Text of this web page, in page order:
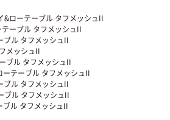
&ローテーブル タフメッシュII
ーブル タフメッシュII
ブル タフメッシュII
メッシュII
ブル タフメッシュII
ーテーブル タフメッシュII
ブル タフメッシュII
ブル タフメッシュII
ブル タフメッシュII